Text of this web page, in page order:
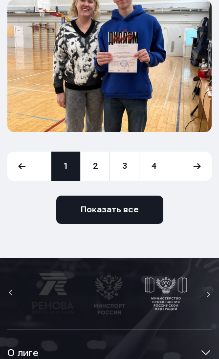
1 2 3 4
Показать все
О лиге